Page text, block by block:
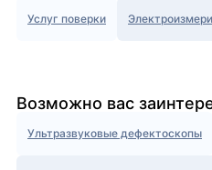
Услуг поверки
Возможно вас
Ультразвуковые дефектоскопы